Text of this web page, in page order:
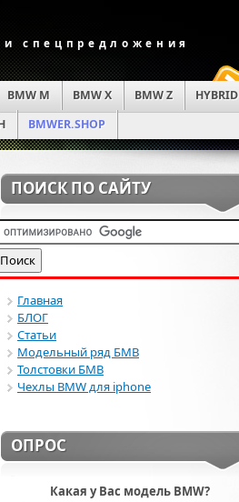
спецпредложения
BMW M BMW X BMW Z
HYBRID
BMWER.SHOP
ПОИСК ПО САЙТУ
Главная
БЛОГ
Статьи
Модельный ряд БМВ
Толстовки БМВ
Чехлы BMW для iphone
ОПРОС
Какая у Вас модель BMW?